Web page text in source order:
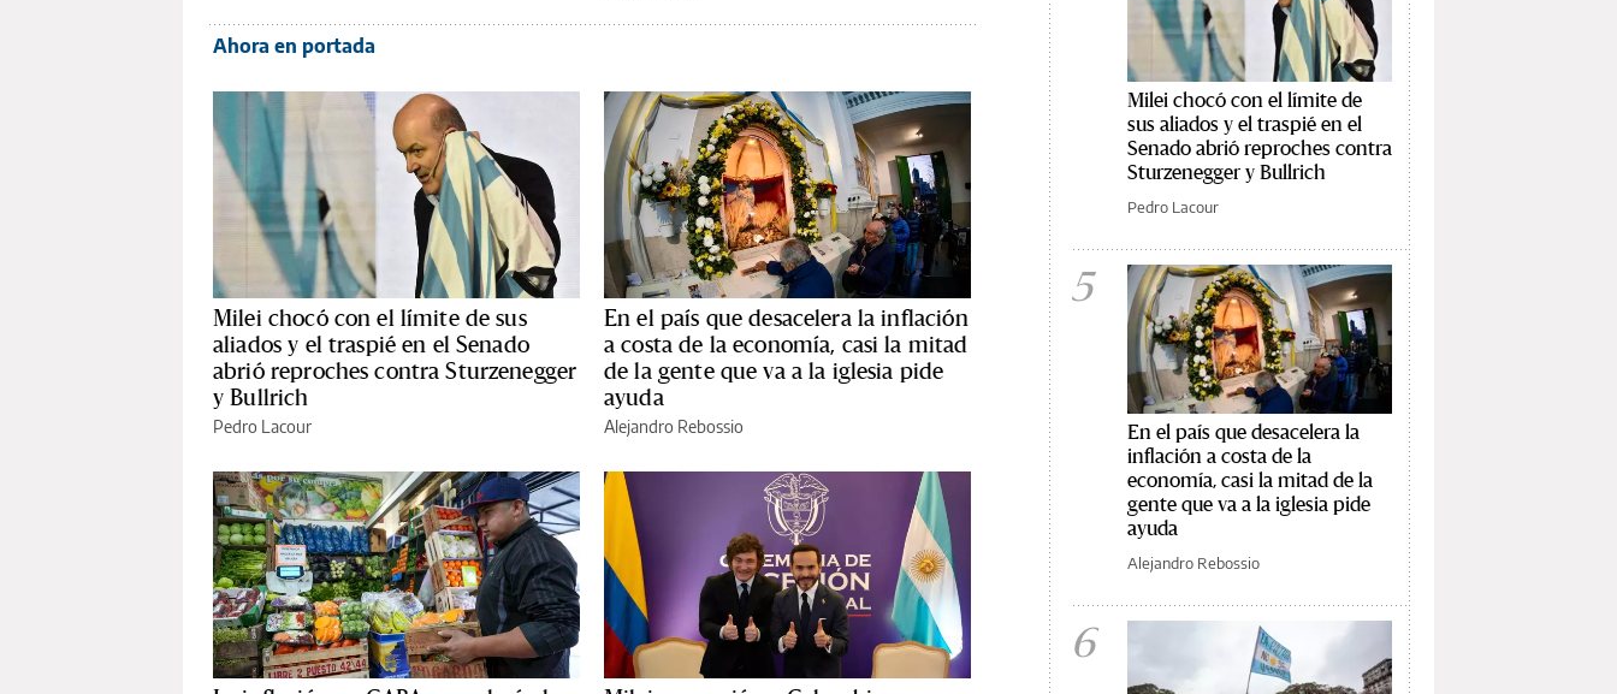
Ahora en portada
Milei chocó con el límite de sus
aliados y el traspié en el Senado
abrió reproches contra Sturzenegger
y Bullrich
Pedro Lacour
En el país que desacelera la inflación
a costa de la economía, casi la mitad
de la gente que va a la iglesia pide
ayuda
Alejandro Rebossio
Milei chocó con el límite de
sus aliados y el traspié en el
Senado abrió reproches contra
Sturzenegger y Bullrich
Pedro Lacour
5
En el país que desacelera la
inflación a costa de la
economía, casi la mitad de la
gente que va a la iglesia pide
ayuda
Alejandro Rebossio
6